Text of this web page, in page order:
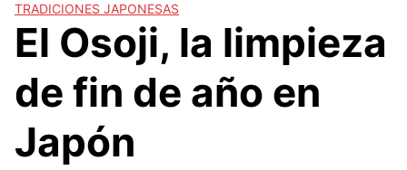
TRADICIONES JAPONESAS
El Osoji, la limpieza
de fin de año en
Japón